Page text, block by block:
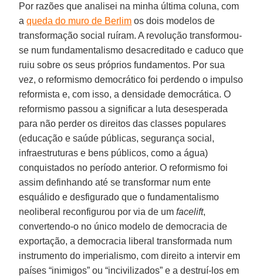
Por razões que analisei na minha última coluna, com
aqueda do muro de Berlim os dois modelos de
transformação social ruíram. A revolução transformou-
se num fundamentalismo desacreditado e caduco que
ruiu sobre os seus próprios fundamentos. Por sua
vez, o reformismo democrático foi perdendo o impulso
reformista e, com isso, a densidade democrática. O
reformismo passou a significar a luta desesperada
para não perder os direitos das classes populares
(educação e saúde públicas, segurança social,
infraestruturas e bens públicos, como a água)
conquistados no período anterior. O reformismo foi
assim definhando até se transformar num ente
esquálido e desfigurado que o fundamentalismo
neoliberal reconfigurou por via de umfacelift,
convertendo-o no único modelo de democracia de
exportação, a democracia liberal transformada num
instrumento do imperialismo, com direito a intervir em
países “inimigos” ou “incivilizados” e a destruí-los em